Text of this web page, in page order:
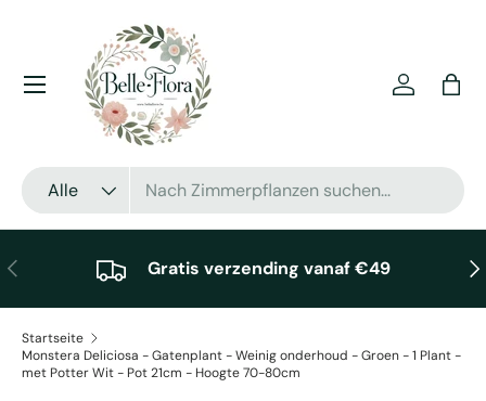
Direkt zum Inhalt
Suchen
Art
Alle
Einloggen
Menü
Vorherige Gratis verzending vanaf €49
Startseite
Monstera Deliciosa - Gatenplant - Weinig onderhoud - Groen - 1 Plant -
met Potter Wit - Pot 21cm - Hoogte 70-80cm